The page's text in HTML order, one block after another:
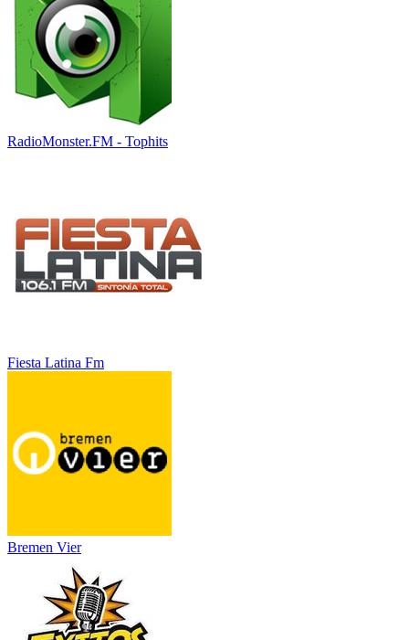
RadioMonster.FM - Tophits
Fiesta Latina Fm
Bremen Vier